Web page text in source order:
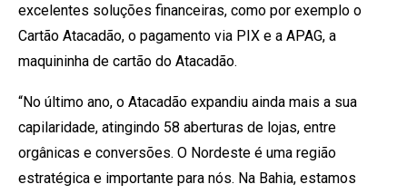
excelentes soluções financeiras, como por exemplo o
Cartão Atacadão, o pagamento via PIX e a APAG, a
maquininha de cartão do Atacadão.
“No último ano, o Atacadão expandiu ainda mais a sua
capilaridade, atingindo 58 aberturas de lojas, entre
orgânicas e conversões. O Nordeste é uma região
estratégica e importante para nós. Na Bahia, estamos